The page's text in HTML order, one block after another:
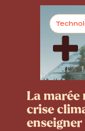
La marée
crise